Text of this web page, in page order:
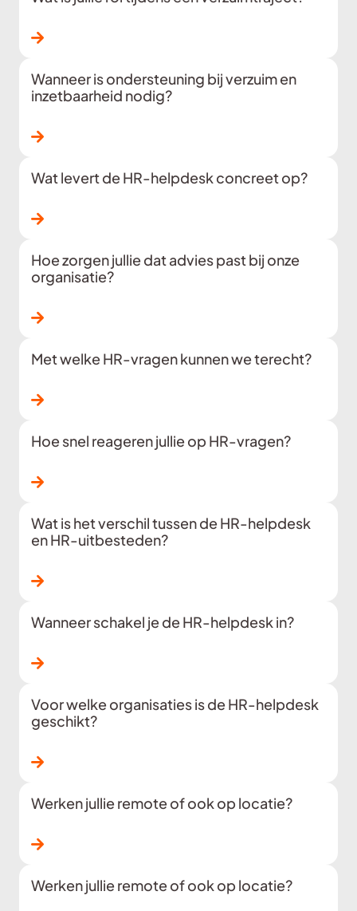
Lees verder
Wanneer is ondersteuning bij verzuim en
inzetbaarheid nodig?
Lees verder
Wat levert de HR-helpdesk concreet op?
Lees verder
Hoe zorgen jullie dat advies past bij onze
organisatie?
Lees verder
Met welke HR-vragen kunnen we terecht?
Lees verder
Hoe snel reageren jullie op HR-vragen?
Lees verder
Wat is het verschil tussen de HR-helpdesk
en HR-uitbesteden?
Lees verder
Wanneer schakel je de HR-helpdesk in?
Lees verder
Voor welke organisaties is de HR-helpdesk
geschikt?
Lees verder
Werken jullie remote of ook op locatie?
Lees verder
Werken jullie remote of ook op locatie?